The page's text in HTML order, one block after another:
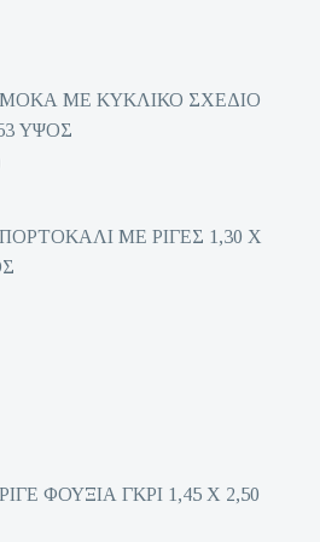
ΜΕ ΚΥΚΛΙΚΟ ΣΧΕΔΙΟ
ΥΨΟΣ
ΜΕ ΡΙΓΕΣ 1,30 Χ
ΦΟΥΞΙΑ ΓΚΡΙ 1,45 Χ 2,50